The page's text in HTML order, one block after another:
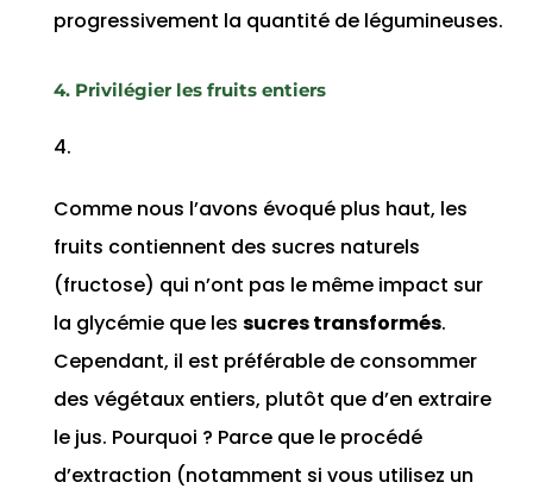
progressivement la quantité de légumineuses.
4. Privilégier les fruits entiers
Comme nous l’avons évoqué plus haut, les
fruits contiennent des sucres naturels
(fructose) qui n’ont pas le même impact sur
la glycémie que les sucres transformés.
Cependant, il est préférable de consommer
des végétaux entiers, plutôt que d’en extraire
le jus. Pourquoi ? Parce que le procédé
d’extraction (notamment si vous utilisez un